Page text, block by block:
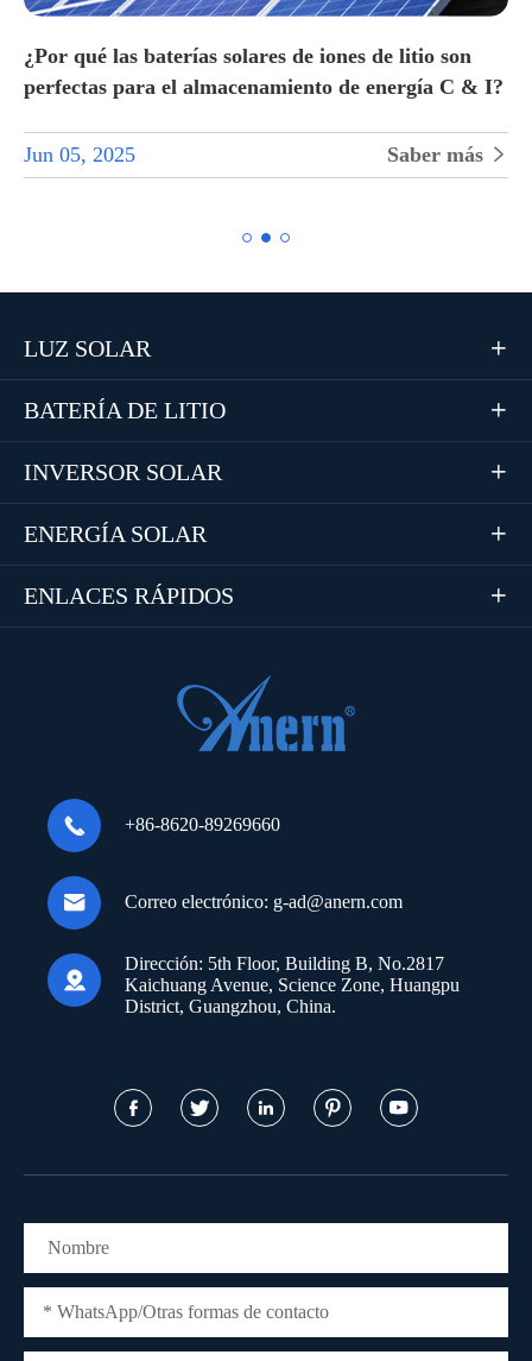
¿Por qué las baterías solares de iones de litio son
perfectas para el almacenamiento de energía C & I?
Jun 05, 2025 Saber más 
LUZ SOLAR 
BATERÍA DE LITIO 
INVERSOR SOLAR 
ENERGÍA SOLAR 
ENLACES RÁPIDOS 
 +86-8620-89269660
 Correo electrónico: g-ad@anern.com

Dirección: 5th Floor, Building B, No.2817
Kaichuang Avenue, Science Zone, Huangpu
District, Guangzhou, China.
    